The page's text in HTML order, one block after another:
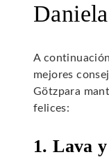
A
mejores
Götzpara
felices:
1. Lava